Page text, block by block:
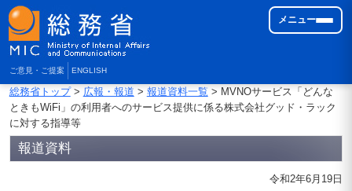
ご意見・ご提案 ENGLISH
メニュー
総務省トップ> 広報・報道 > 報道資料一覧> MVNOサービス「どんな
ときもWiFi」の利用者へのサービス提供に係る株式会社グッド・ラック
に対する指導等
報道資料
令和2年6月19日